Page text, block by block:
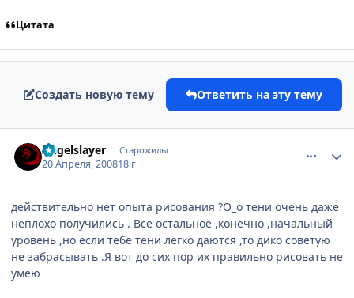
Цитата
Создать новую тему Ответить на эту тему
Angelslayer Старожилы
20 Апреля, 200818 г
действительно нет опыта рисования ?О_о тени очень даже
неплохо получились . Все остальное ,конечно ,начальный
уровень ,но если тебе тени легко даются ,то дико советую
не забрасывать .Я вот до сих пор их правильно рисовать не
умею